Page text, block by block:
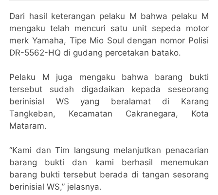
Dari hasil keterangan pelaku M bahwa pelaku M
mengaku telah mencuri satu unit sepeda motor
merk Yamaha, Tipe Mio Soul dengan nomor Polisi
DR-5562-HQ di gudang percetakan batako.
Pelaku M juga mengaku bahwa barang bukti
tersebut sudah digadaikan kepada seseorang
berinisial WS yang beralamat di Karang
Tangkeban, Kecamatan Cakranegara, Kota
Mataram.
“Kami dan Tim langsung melanjutkan penacarian
barang bukti dan kami berhasil menemukan
barang bukti tersebut berada di tangan sesorang
berinisial WS,” jelasnya.